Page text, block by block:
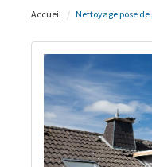
Accueil Nettoyage pose